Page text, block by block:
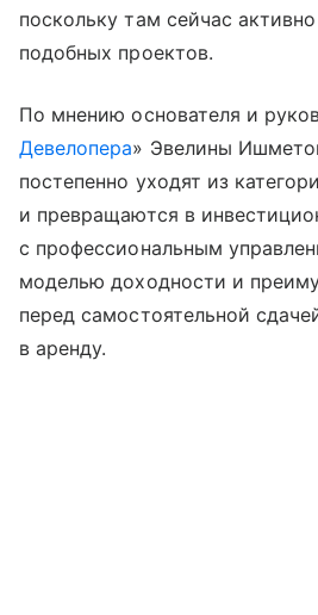
поскольку там сейчас
подобных проектов.
По мнению основателя и
Девелопера» Эвелины
постепенно уходят из
и превращаются в
с профессиональным
моделью доходности и
перед самостоятельной
в аренду.